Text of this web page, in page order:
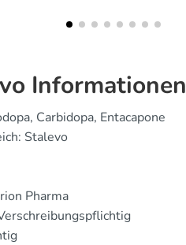
Informationen
Carbidopa, Entacapone
Stalevo
Pharma